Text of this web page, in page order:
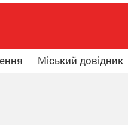
Міський довідник